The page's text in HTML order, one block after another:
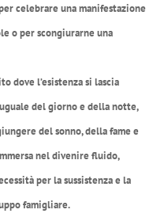
celebrare una manifestazione
o per scongiurarne una
dove l’esistenza si lascia
del giorno e della notte,
del sonno, della fame e
nel divenire fluido,
per la sussistenza e la
famigliare.